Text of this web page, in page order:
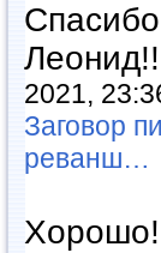
2021,
Заговор
реванш…